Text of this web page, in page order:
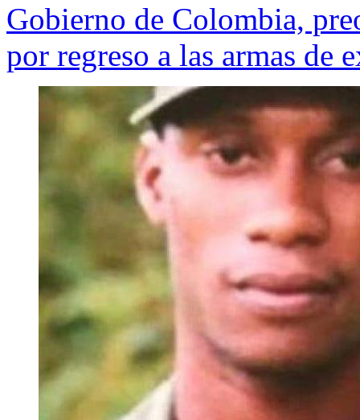
Gobierno de Colombia,
por regreso a las armas de